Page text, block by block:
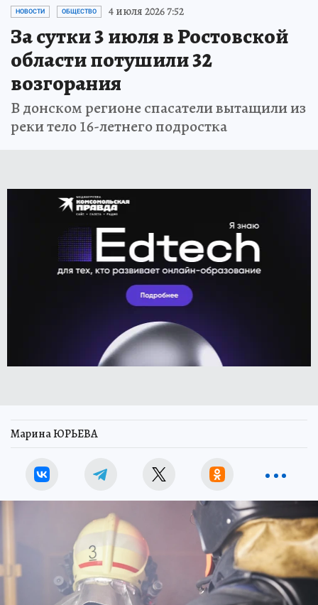
НОВОСТИ ОБЩЕСТВО 4 июля 2026 7:52
За сутки 3 июля в Ростовской
области потушили 32
возгорания
В донском регионе спасатели вытащили из
реки тело 16-летнего подростка
Марина ЮРЬЕВА